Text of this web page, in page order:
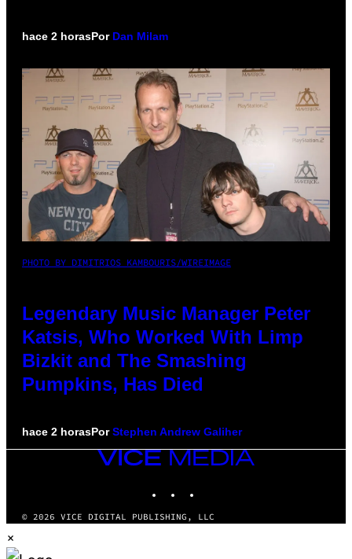
hace 2 horasPor Dan Milam
PHOTO BY DIMITRIOS KAMBOURIS/WIREIMAGE
Legendary Music Manager Peter
Katsis, Who Worked With Limp
Bizkit and The Smashing
Pumpkins, Has Died
hace 2 horasPorStephen Andrew Galiher
VICE
MEDIA
© 2026 VICE DIGITAL PUBLISHING, LLC
×